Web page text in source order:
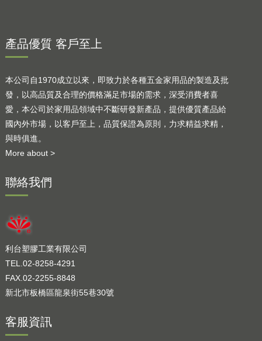
產品優質 客戶至上
本公司自1970成立以來，即致力於各種五金家用品的製造及批
發，以高品質及合理的價格滿足市場的需求，深受消費者喜
愛，本公司於家用品領域中不斷研發新產品，提供優質產品給
國內外市場，以客戶至上，品質保證為原則，力求精益求精，
與時俱進。
More about >
聯絡我們
利台塑膠工業有限公司
TEL.02-8258-4291
FAX.02-2255-8848
新北市板橋區龍泉街55巷30號
客服資訊